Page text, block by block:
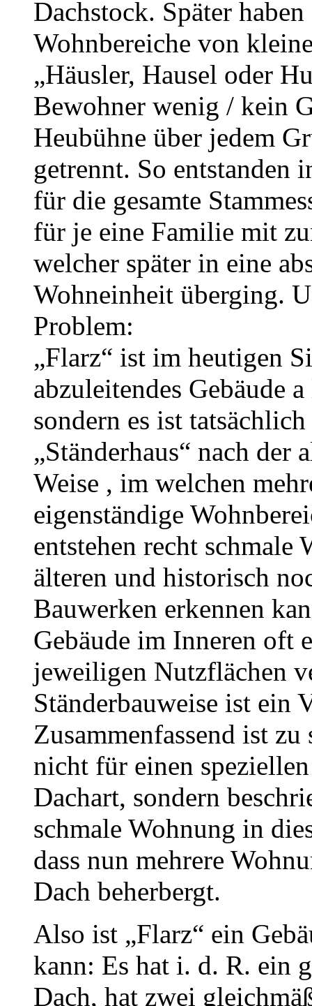
Dachstock. Später
Wohnbereiche von
„Häusler, Hausel oder
Bewohner wenig / kein
Heubühne über jedem
getrennt. So entstanden
für die gesamte
für je eine Familie mit
welcher später in eine
Wohneinheit überging.
Problem:
„Flarz“ ist im heutigen
abzuleitendes Gebäude
sondern es ist
„Ständerhaus“ nach der
Weise , im welchen
eigenständige
entstehen recht schmale
älteren und historisch
Bauwerken erkennen
Gebäude im Inneren oft
jeweiligen Nutzflächen
Ständerbauweise ist ein
Zusammenfassend ist
nicht für einen
Dachart, sondern
schmale Wohnung in
dass nun mehrere
Dach beherbergt.
Also ist „Flarz“ ein
kann: Es hat i. d. R. ein
Dach, hat zwei